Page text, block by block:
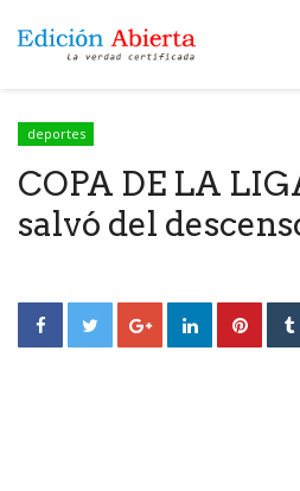
deportes
COPA DE LA
salvó del